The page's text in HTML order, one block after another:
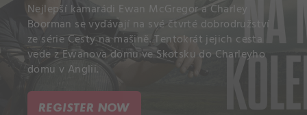
Nejlepší kamarádi Ewan McGregor a Charley
Boorman se vydávají na své čtvrté dobrodružství
ze série Cesty na mašině. Tentokrát jejich cesta
vede z Ewanova domu ve Skotsku do Charleyho
domu v Anglii.
REGISTER NOW